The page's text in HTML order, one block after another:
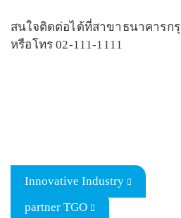
สนใจติดต่อได้ที่สาขาธนาคารก
หรือโทร 02-111-1111
Innovative Industry
partner TGO